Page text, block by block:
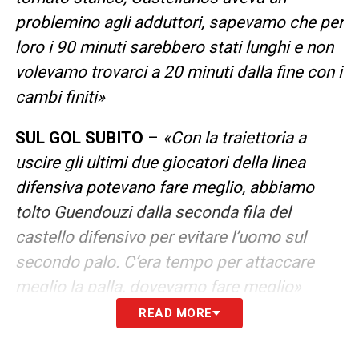
problemino agli adduttori, sapevamo che per
loro i 90 minuti sarebbero stati lunghi e non
volevamo trovarci a 20 minuti dalla fine con i
cambi finiti»
SUL GOL SUBITO – «Con la traiettoria a
uscire gli ultimi due giocatori della linea
difensiva potevano fare meglio, abbiamo
tolto Guendouzi dalla seconda fila del
castello difensivo per evitare l’uomo sul
secondo palo. C’era tempo per attaccare
meglio la palla, dovevamo fare meglio»
LEGGI L’INTERVISTA COMPLETA DI SARRI
READ MORE